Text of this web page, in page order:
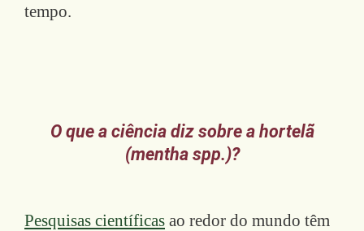
tempo.
O que a ciência diz sobre a hortelã
(mentha spp.)?
Pesquisas científicas ao redor do mundo têm